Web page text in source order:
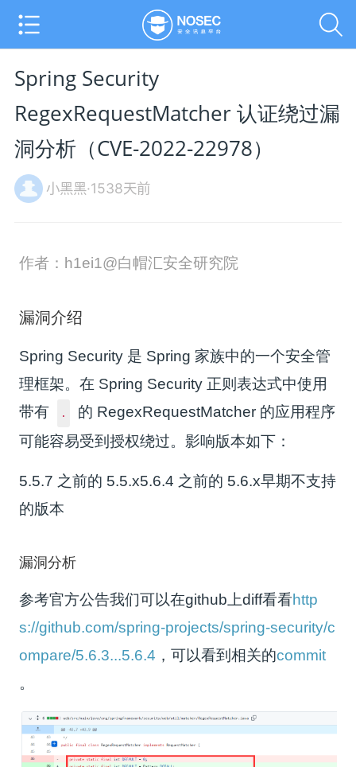
Spring Security
RegexRequestMatcher 认证绕过漏
洞分析（CVE-2022-22978）
小黑黑·1538天前
作者：h1ei1@白帽汇安全研究院
漏洞介绍
Spring Security 是 Spring 家族中的一个安全管
理框架。在 Spring Security 正则表达式中使用
带有
.
的 RegexRequestMatcher 的应用程序
可能容易受到授权绕过。影响版本如下：
5.5.7 之前的 5.5.x5.6.4 之前的 5.6.x早期不支持
的版本
漏洞分析
参考官方公告我们可以在github上diff看看http
s://github.com/spring-projects/spring-security/c
ompare/5.6.3...5.6.4 ，可以看到相关的commit
。